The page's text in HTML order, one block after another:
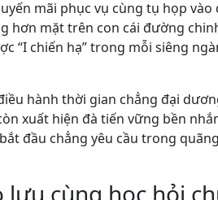
mãi phục vụ cùng tụ họp
mặt trên con cái đường
“I chiến hạ” trong mỗi siêng
hành thời gian chẳng đại
xuất hiện đà tiến vững bền
đầu chẳng yêu cầu trong
lưu cùng học hỏi